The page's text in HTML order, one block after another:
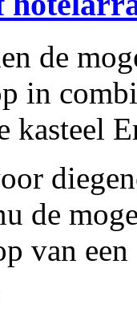
de
in
kasteel
de
van